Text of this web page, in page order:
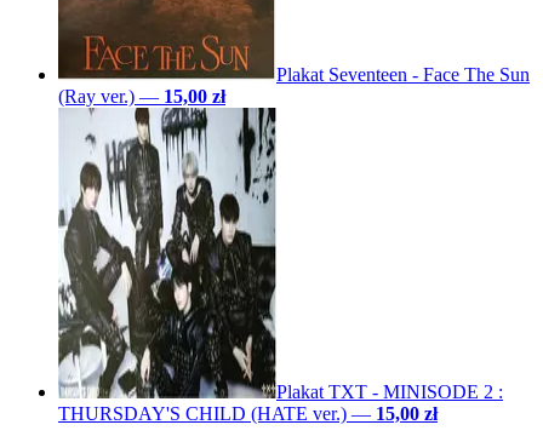
Plakat Seventeen - Face The Sun
(Ray ver.) — 15,00 zł
Plakat TXT - MINISODE 2 :
THURSDAY'S CHILD (HATE ver.) — 15,00 zł